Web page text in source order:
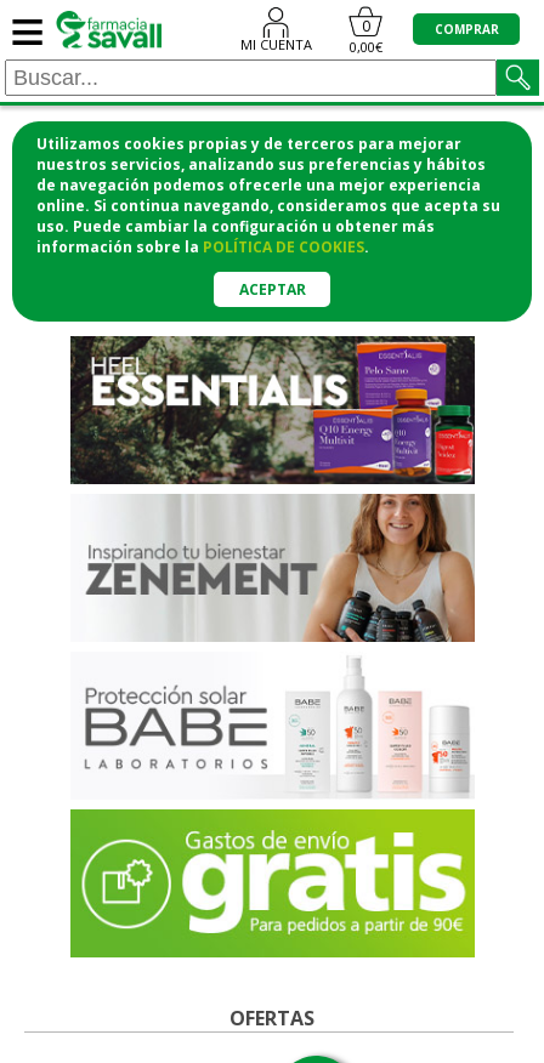
Utilizamos cookies propias y de terceros para mejorar
nuestros servicios, analizando sus preferencias y hábitos
de navegación podemos ofrecerle una mejor experiencia
online. Si continua navegando, consideramos que acepta su
uso. Puede cambiar la configuración u obtener más
información sobre la POLÍTICA DE COOKIES.
ACEPTAR
≡ MI CUENTA
0
0,00€
COMPRAR
¡COMPRA CÓMODAMENTE
DESDE CASA Y RECOGE EN LA
FARMACIA!o si lo prefieres te lo mandamos
a casa
OFERTAS